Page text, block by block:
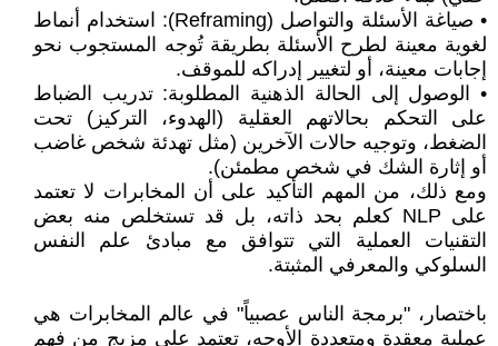
• صياغة الأسئلة والتواصل (Reframing): استخدام أنماط
لغوية معينة لطرح الأسئلة بطريقة تُوجه المستجوب نحو
إجابات معينة، أو لتغيير إدراكه للموقف.
• الوصول إلى الحالة الذهنية المطلوبة: تدريب الضباط
على التحكم بحالاتهم العقلية (الهدوء، التركيز) تحت
الضغط، وتوجيه حالات الآخرين (مثل تهدئة شخص غاضب
أو إثارة الشك في شخص مطمئن).
ومع ذلك، من المهم التأكيد على أن المخابرات لا تعتمد
على NLP كعلم بحد ذاته، بل قد تستخلص منه بعض
التقنيات العملية التي تتوافق مع مبادئ علم النفس
السلوكي والمعرفي المثبتة.
باختصار، "برمجة الناس عصبياً" في عالم المخابرات هي
عملية معقدة ومتعددة الأوجه، تعتمد على مزيج من فهم